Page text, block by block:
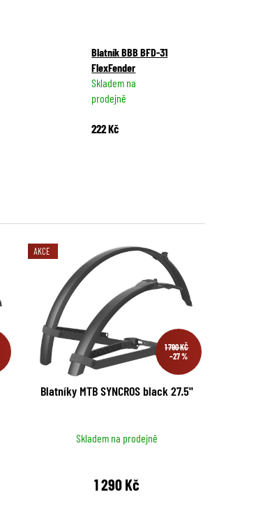
Blatník BBB BFD-31
FlexFender
Skladem na
prodejně
222 Kč
AKCE
1 790 KČ
–27 %
Blatníky MTB SYNCROS black 27.5''
Skladem na prodejně
1 290 Kč